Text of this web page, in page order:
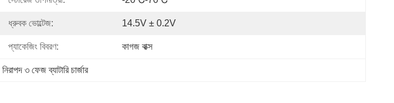
ধ্রুবক ভোল্টেজ: 14.5V ± 0.2V
প্যাকেজিং বিবরণ: কাগজ বাক্স
নিরাপদ ৩ ফেজ ব্যাটারি চার্জার